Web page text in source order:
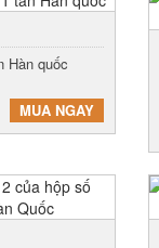
Hàn quốc
MUA NGAY